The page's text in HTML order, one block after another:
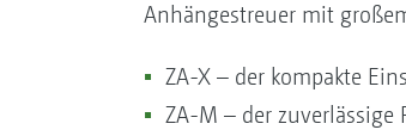
Anhängestreuer mit
ZA-X – der kompakte
ZA-M – der zuverlässige